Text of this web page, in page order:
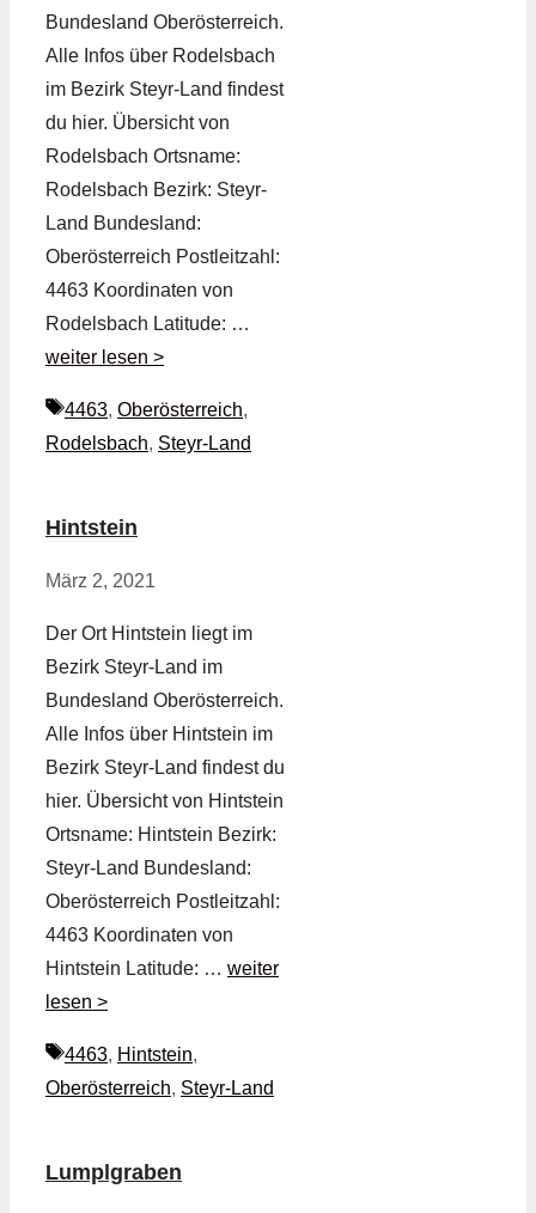
Bundesland Oberösterreich.
Alle Infos über Rodelsbach
im Bezirk Steyr-Land findest
du hier. Übersicht von
Rodelsbach Ortsname:
Rodelsbach Bezirk: Steyr-
Land Bundesland:
Oberösterreich Postleitzahl:
4463 Koordinaten von
Rodelsbach Latitude: …
weiter lesen >
Schlagwörter
4463, Oberösterreich,
Rodelsbach, Steyr-Land
Hintstein
März 2, 2021
Der Ort Hintstein liegt im
Bezirk Steyr-Land im
Bundesland Oberösterreich.
Alle Infos über Hintstein im
Bezirk Steyr-Land findest du
hier. Übersicht von Hintstein
Ortsname: Hintstein Bezirk:
Steyr-Land Bundesland:
Oberösterreich Postleitzahl:
4463 Koordinaten von
Hintstein Latitude: … weiter
lesen >
Schlagwörter
4463, Hintstein,
Oberösterreich, Steyr-Land
Lumplgraben